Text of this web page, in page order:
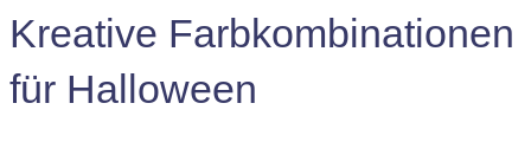
Kreative Farbkombinationen
für Halloween